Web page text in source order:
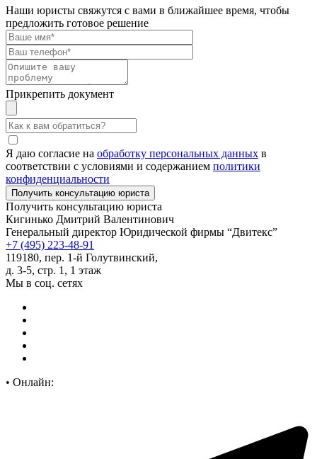
Наши юристы свяжутся с вами в ближайшее время, чтобы
предложить готовое решение
Прикрепить документ
Я даю согласие на обработку персональных данных в
соответствии с условиями и содержанием политики
конфиденциальности
Получить консультацию юриста
Кигинько Дмитрий Валентинович
Генеральный директор Юридической фирмы “Двитекс”
+7 (495) 223-48-91
119180, пер. 1-й Голутвинский,
д. 3-5, стр. 1, 1 этаж
Мы в соц. сетях
• Онлайн: